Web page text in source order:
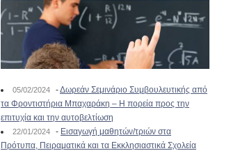
05/02/2024 -Δωρεάν Σεμινάριο Συμβουλευτικής από
τα Φροντιστήρια Μπαχαράκη – Η πορεία προς την
επιτυχία και την αυτοβελτίωση
22/01/2024 - Εισαγωγή μαθητών/τριών στα
Πρότυπα, Πειραματικά και τα Εκκλησιαστικά Σχολεία